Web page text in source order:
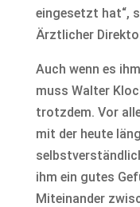
eingesetzt hat“,
Ärztlicher
Auch wenn es
muss Walter
trotzdem. Vor
mit der heute
ihm ein gutes
Miteinander